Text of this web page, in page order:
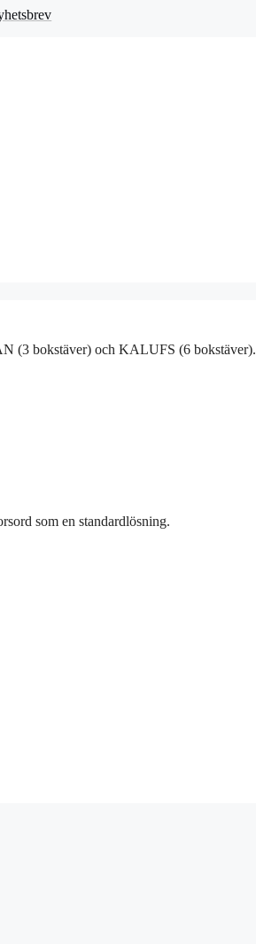
(3 bokstäver) och KALUFS (6 bokstäver).
som en standardlösning.